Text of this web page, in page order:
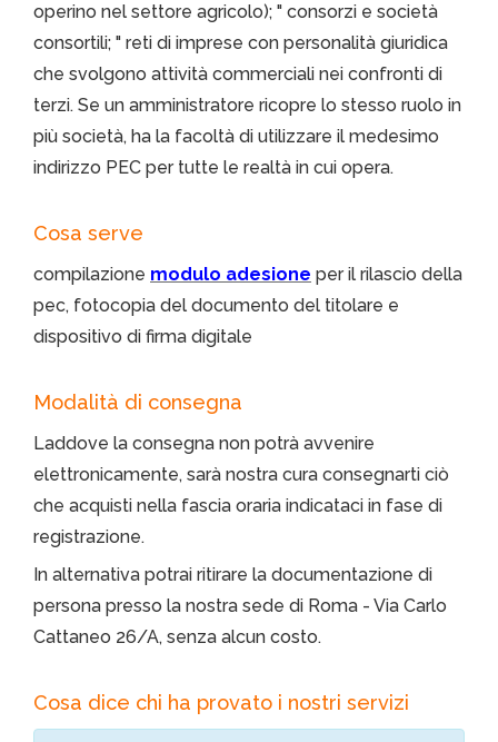
operino nel settore agricolo); " consorzi e società
consortili; " reti di imprese con personalità giuridica
che svolgono attività commerciali nei confronti di
terzi. Se un amministratore ricopre lo stesso ruolo in
più società, ha la facoltà di utilizzare il medesimo
indirizzo PEC per tutte le realtà in cui opera.
Cosa serve
compilazione modulo adesione per il rilascio della
pec, fotocopia del documento del titolare e
dispositivo di firma digitale
Modalità di consegna
Laddove la consegna non potrà avvenire
elettronicamente, sarà nostra cura consegnarti ciò
che acquisti nella fascia oraria indicataci in fase di
registrazione.
In alternativa potrai ritirare la documentazione di
persona presso la nostra sede di Roma - Via Carlo
Cattaneo 26/A, senza alcun costo.
Cosa dice chi ha provato i nostri servizi